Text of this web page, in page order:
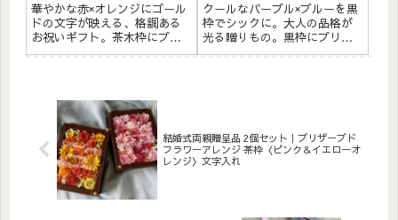
〈赤オレンジ〉ゴールド
文字入れ
華やかな赤×オレンジにゴール
ドの文字が映える、格調ある
お祝いギフト。茶木枠にプリ
ザーブドフラワーと造花をた
かけでも置き型でも飾れま
す。こんな方へ還暦祝い（60
歳）...
〈パープルブルー〉文字
入れ
クールなパープル×ブルーを黒
枠でシックに。大人の品格が
光る贈りもの。黒枠にプリザ
ーブドフラワーと造花をたっ
のお...
結婚式両親贈呈品 2個セット｜プリザーブド
フラワーアレンジ 茶枠〈ピンク＆イエローオ
レンジ〉文字入れ